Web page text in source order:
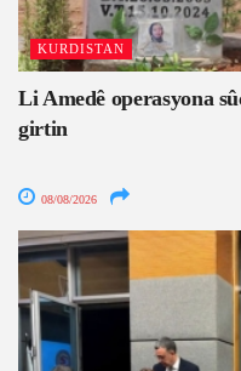
KURDISTAN
Li Amedê operasyona
girtin
08/08/2026